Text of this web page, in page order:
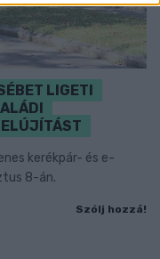
LIGETI
kerékpár- és e-
8-án.
Szólj hozzá!